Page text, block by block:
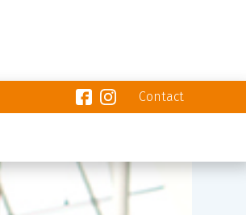
Contact